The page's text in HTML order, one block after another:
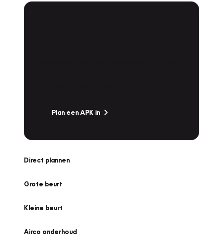
Plan een APK in
Direct plannen
Grote beurt
Kleine beurt
Airco onderhoud